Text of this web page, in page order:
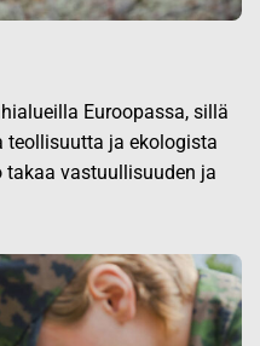
Euroopassa, sillä
teollisuutta ja ekologista
vastuullisuuden ja